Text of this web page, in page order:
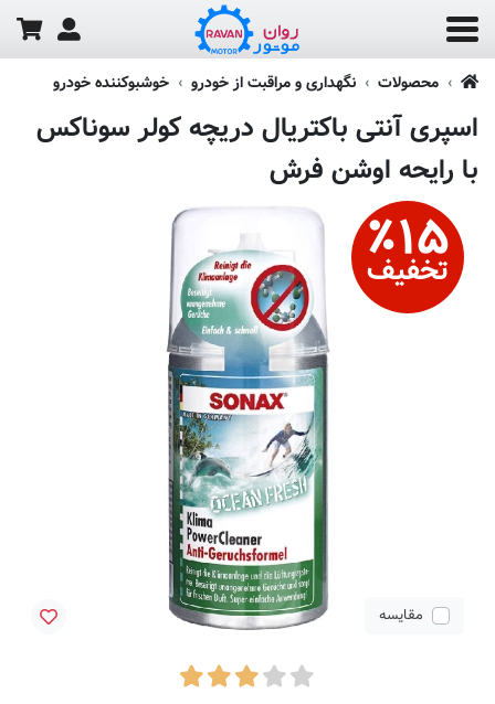
محصولات نگهداری و مراقبت از خودرو خوشبوکننده خودرو
اسپری آنتی باکتریال دریچه کولر سوناکس
با رایحه اوشن فرش
۱۵٪
تخفیف
مقایسه